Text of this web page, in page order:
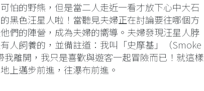
怕的野熊，但是當二人走近一看才放下心中大石
黑色汪星人啦！當聽見夫婦正在討論要往哪個方
們的陣營，成為夫婦的嚮導。夫婦發現汪星人脖
人飼養的，並備註道：我叫「史摩基」（Smoke
離開，我只是喜歡與遊客一起冒險而已！就這樣
上邁步前進，往瀑布前進。